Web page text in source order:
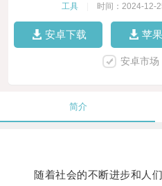
工具 时间：2024-12-
安卓下载 苹
安卓市场
简介
随着社会的不断进步和人们